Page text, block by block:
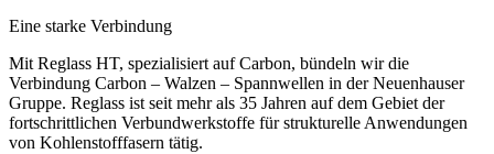
Eine starke Verbindung
Mit Reglass HT, spezialisiert auf Carbon, bündeln wir die
Verbindung Carbon – Walzen – Spannwellen in der Neuenhauser
Gruppe. Reglass ist seit mehr als 35 Jahren auf dem Gebiet der
fortschrittlichen Verbundwerkstoffe für strukturelle Anwendungen
von Kohlenstofffasern tätig.